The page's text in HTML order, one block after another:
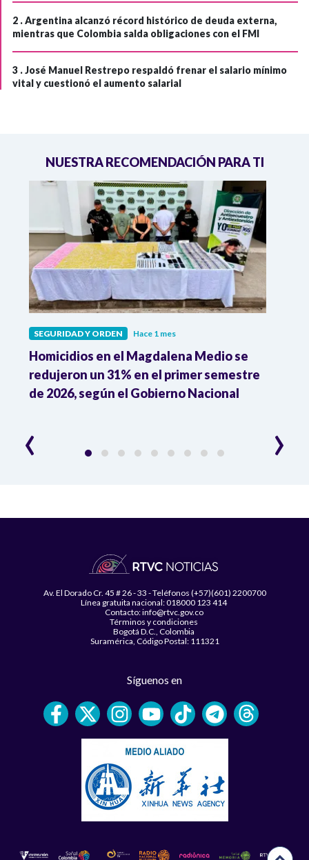
2 .Argentina alcanzó récord histórico de deuda externa,
mientras que Colombia salda obligaciones con el FMI
3 .José Manuel Restrepo respaldó frenar el salario mínimo
vital y cuestionó el aumento salarial
NUESTRA RECOMENDACIÓN PARA TI
SEGURIDAD Y ORDEN Hace 1 mes
Homicidios en el Magdalena Medio se
redujeron un 31% en el primer semestre
de 2026, según el Gobierno Nacional
‹ ›
Av. El Dorado Cr. 45 # 26 - 33 - Teléfonos (+57)(601) 2200700
Línea gratuita nacional: 018000 123 414
Contacto: info@rtvc.gov.co
Términos y condiciones
Bogotá D.C., Colombia
Suramérica, Código Postal: 111321
Síguenos en